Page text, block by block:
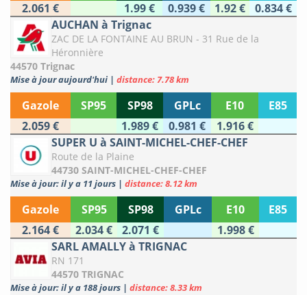
2.061 €
1.99 € 0.939 € 1.92 €
0.834 €
AUCHAN à Trignac
ZAC DE LA FONTAINE AU BRUN - 31 Rue de la
Héronnière
44570 Trignac
Mise à jour aujourd'hui | distance: 7.78 km
Gazole SP95 SP98 GPLc E10
E85
2.059 €
1.989 € 0.981 €
1.916 €
SUPER U à SAINT-MICHEL-CHEF-CHEF
Route de la Plaine
44730 SAINT-MICHEL-CHEF-CHEF
Mise à jour: il y a 11 jours | distance: 8.12 km
Gazole SP95 SP98 GPLc E10
E85
2.164 €
2.034 € 2.071 €
1.998 €
SARL AMALLY à TRIGNAC
RN 171
44570 TRIGNAC
Mise à jour: il y a 188 jours | distance: 8.33 km